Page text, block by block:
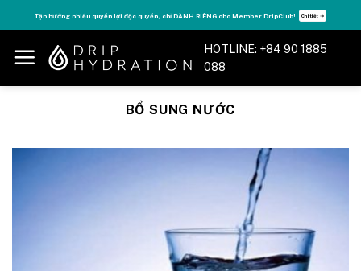
to
content
Tăng năng lượng - sống đỉnh cao với thẻ Vitamin Drip Membership. Xem ngay ➝
HOTLINE: +84 90 1885
088
BỔ SUNG NƯỚC